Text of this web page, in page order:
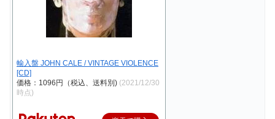
輸入盤 JOHN CALE / VINTAGE VIOLENCE
[CD]
価格：1096円（税込、送料別) (2021/12/30
時点)